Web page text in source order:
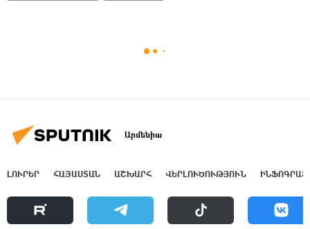
Արմենիա
ԼՈՒՐԵՐ ՀԱՅԱՍՏԱՆ ԱՇԽԱՐՀ ՎԵՐԼՈՒԾՈՒԹՅՈՒՆ